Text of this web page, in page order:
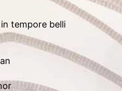
tempore belli